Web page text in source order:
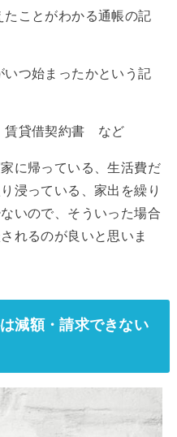
ことがわかる通帳の記
いつ始まったかという記
賃貸借契約書 など
に帰っている、生活費だ
浸っている、家出を繰り
いので、そういった場合
れるのが良いと思いま
減額・請求できない